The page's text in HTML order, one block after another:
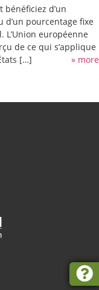
bénéficiez d’un
d’un pourcentage fixe
européenne
de ce qui s’applique
[…]
» more